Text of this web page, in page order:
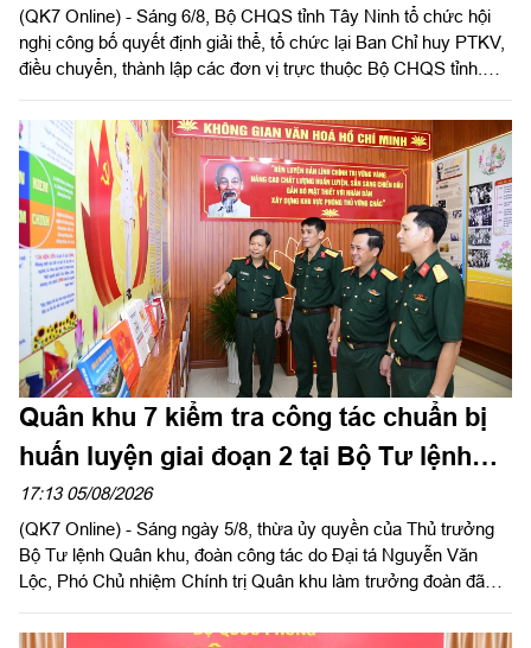
(QK7 Online) - Sáng 6/8, Bộ CHQS tỉnh Tây Ninh tổ chức hội
nghị công bố quyết định giải thể, tổ chức lại Ban Chỉ huy PTKV,
điều chuyển, thành lập các đơn vị trực thuộc Bộ CHQS tỉnh.
Ngọc Hải, Phó Tham mưu trưởng Quân khu dự và phát biểu
chỉ đạo.
Quân khu 7 kiểm tra công tác chuẩn bị
huấn luyện giai đoạn 2 tại Bộ Tư lệnh
Thành phố Hồ Chí Minh
17:13 05/08/2026
(QK7 Online) - Sáng ngày 5/8, thừa ủy quyền của Thủ trưởng
Bộ Tư lệnh Quân khu, đoàn công tác do Đại tá Nguyễn Văn
Lộc, Phó Chủ nhiệm Chính trị Quân khu làm trưởng đoàn đã
năm 2026 tại Trung đoàn Minh Đạm và Ban Chỉ huy Quân sự